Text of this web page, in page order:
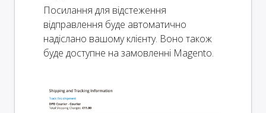
Посилання для відстеження
відправлення буде автоматично
надіслано вашому клієнту. Воно також
буде доступне на замовленні Magento.